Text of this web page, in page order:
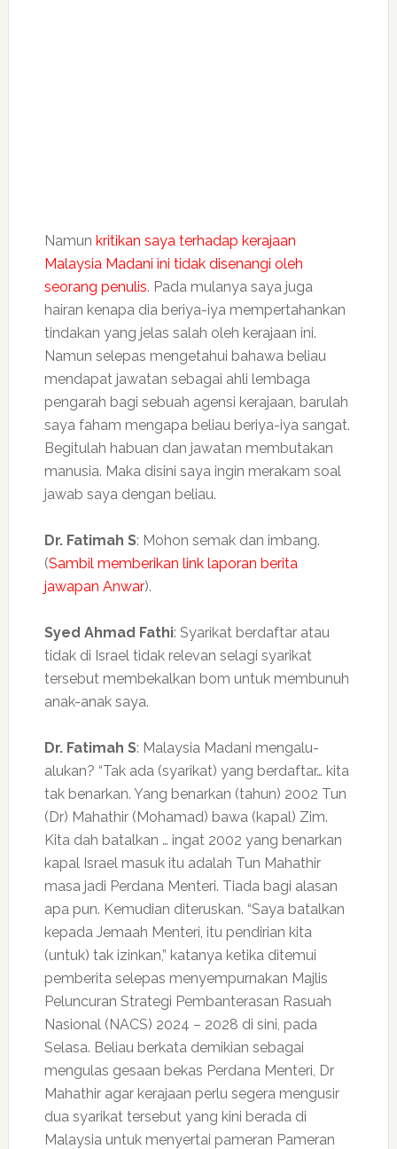
Namun kritikan saya terhadap kerajaan
Malaysia Madani ini tidak disenangi oleh
seorang penulis. Pada mulanya saya juga
hairan kenapa dia beriya-iya mempertahankan
tindakan yang jelas salah oleh kerajaan ini.
Namun selepas mengetahui bahawa beliau
mendapat jawatan sebagai ahli lembaga
pengarah bagi sebuah agensi kerajaan, barulah
saya faham mengapa beliau beriya-iya sangat.
Begitulah habuan dan jawatan membutakan
manusia. Maka disini saya ingin merakam soal
jawab saya dengan beliau.
Dr. Fatimah S: Mohon semak dan imbang.
(Sambil memberikan link laporan berita
jawapan Anwar).
Syed Ahmad Fathi: Syarikat berdaftar atau
tidak di Israel tidak relevan selagi syarikat
tersebut membekalkan bom untuk membunuh
anak-anak saya.
Dr. Fatimah S: Malaysia Madani mengalu-
alukan? “Tak ada (syarikat) yang berdaftar… kita
tak benarkan. Yang benarkan (tahun) 2002 Tun
(Dr) Mahathir (Mohamad) bawa (kapal) Zim.
Kita dah batalkan … ingat 2002 yang benarkan
kapal Israel masuk itu adalah Tun Mahathir
masa jadi Perdana Menteri. Tiada bagi alasan
apa pun. Kemudian diteruskan. “Saya batalkan
kepada Jemaah Menteri, itu pendirian kita
(untuk) tak izinkan,” katanya ketika ditemui
pemberita selepas menyempurnakan Majlis
Peluncuran Strategi Pembanterasan Rasuah
Nasional (NACS) 2024 – 2028 di sini, pada
Selasa. Beliau berkata demikian sebagai
mengulas gesaan bekas Perdana Menteri, Dr
Mahathir agar kerajaan perlu segera mengusir
dua syarikat tersebut yang kini berada di
Malaysia untuk menyertai pameran Pameran